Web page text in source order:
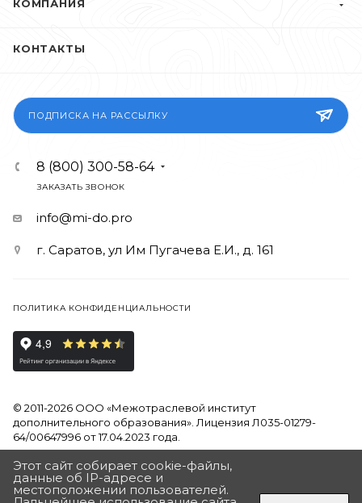
КОМПАНИЯ
КОНТАКТЫ
ПОДПИСКА НА РАССЫЛКУ
8 (800) 300-58-64
ЗАКАЗАТЬ ЗВОНОК
info@mi-do.pro
г. Саратов, ул Им Пугачева Е.И., д. 161
ПОЛИТИКА КОНФИДЕНЦИАЛЬНОСТИ
© 2011-2026 ООО «Межотраслевой институт
дополнительного образования». Лицензия Л035-01279-
64/00647996 от 17.04.2023 года.
Продолжая использовать наш сайт, вы даете согласие на
обработку файлов Cookies и других пользовательских
данных, в соответствии сПолитикой на обработку
Этот сайт собирает cookie-файлы,
данные об IP-адресе и
местоположении пользователей.